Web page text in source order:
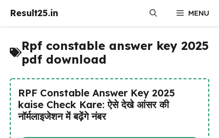
Result25.in MENU
Rpf constable answer key 2025
pdf download
RPF Constable Answer Key 2025
kaise Check Kare: ऐसे देखे आंसर की
नॉर्मलाइजेशन में बढ़ेंगे नंबर